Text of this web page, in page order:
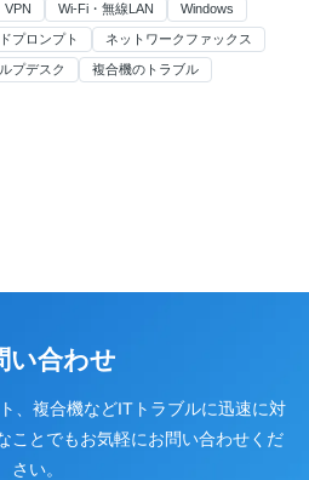
VPN Wi-Fi・無線LAN Windows
プロンプト ネットワークファックス
プデスク 複合機のトラブル
い合わせ
、複合機などITトラブルに迅速に対
ことでもお気軽にお問い合わせくだ
さい。